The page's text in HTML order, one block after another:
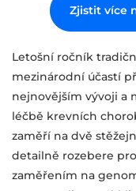
Zjistit více
Letošní ročník
mezinárodní účastí
nejnovějším vývoji a
léčbě krevních
zaměří na dvě
detailně rozebere
zaměřením na